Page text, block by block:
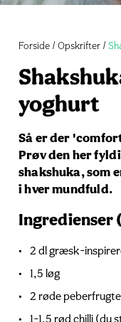
Forside Opskrifter
yoghurt
Så er der
Prøv den her
shakshuka, som
i hver mundfuld.
Ingredienser
2 dl græsk-
1,5 løg
2 røde